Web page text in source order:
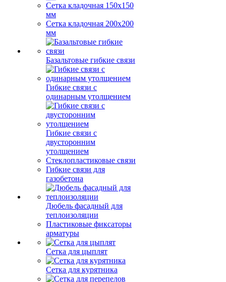
Сетка кладочная 150x150
мм
Сетка кладочная 200x200
мм
Базальтовые гибкие связи
Гибкие связи с
одинарным утолщением
Гибкие связи с
двусторонним
утолщением
Стеклопластиковые связи
Гибкие связи для
газобетона
Дюбель фасадный для
теплоизоляции
Пластиковые фиксаторы
арматуры
Сетка для цыплят
Сетка для курятника